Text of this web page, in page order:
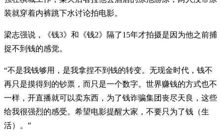
装就穿着内裤跳下水讨论拍电影。
梁志强说，《钱3》和《钱2》隔了15年才拍摄是因为他之前捕
捉不到钱的感觉。
“不是我钱够用，是我拿捏不到钱的转变。无现金时代，钱不
再只是摸得到的钞票，而只是一个数字。世界赚钱的方式也不
一样，开直播就可以卖东西，为了钱诈骗集团丧尽天良，这些
给我很强烈的感受。希望电影提醒大家，不要只为了钱（生
活）。”